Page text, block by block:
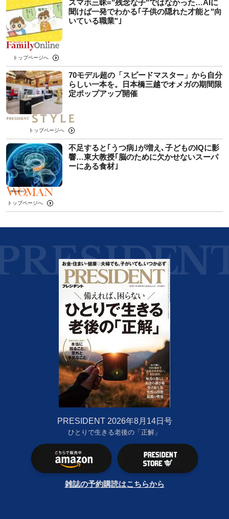
スマホ三昧="残念な子"ではなかった…AIに
聞けば一発でわかる｢子供の隠れた才能と"向
いている職業"｣
トップページへ
70モデル超の「スピードマスター」から自分
らしい一本を。日本橋三越でオメガの期間限
定ポップアップ開催
トップページへ
不足すると｢うつ病｣が増え､子どものIQに影
響…東大教授｢脳のために欠かせないスーパ
ーにある食材｣
トップページへ
PRESIDENT 2026年8月14日号
ひとりで生きる老後の「正解」
雑誌の予約購読はこちらから